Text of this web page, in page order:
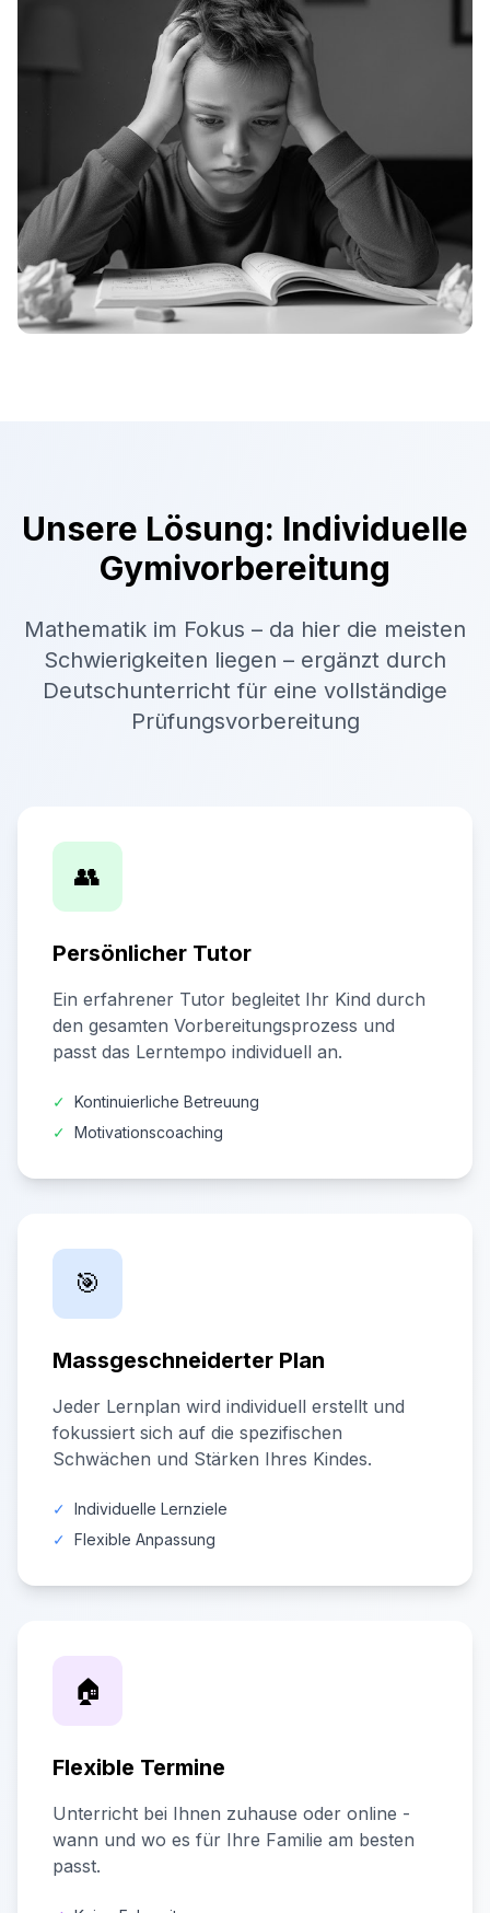
Unsere Lösung: Individuelle
Gymivorbereitung
Mathematik im Fokus – da hier die meisten
Schwierigkeiten liegen – ergänzt durch
Deutschunterricht für eine vollständige
Prüfungsvorbereitung
👥
Persönlicher Tutor
Ein erfahrener Tutor begleitet Ihr Kind durch
den gesamten Vorbereitungsprozess und
passt das Lerntempo individuell an.
✓ Kontinuierliche Betreuung
✓ Motivationscoaching
🎯
Massgeschneiderter Plan
Jeder Lernplan wird individuell erstellt und
fokussiert sich auf die spezifischen
Schwächen und Stärken Ihres Kindes.
✓ Individuelle Lernziele
✓ Flexible Anpassung
🏠
Flexible Termine
Unterricht bei Ihnen zuhause oder online -
wann und wo es für Ihre Familie am besten
passt.